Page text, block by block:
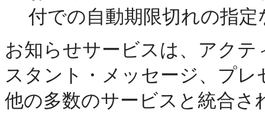
付での自動期限切れの指定
お知らせサービスは、アク
スタント・メッセージ、プ
他の多数のサービスと統合